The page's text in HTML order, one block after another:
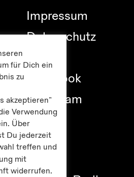
Impressum
Datenschutz
Facebook
Instagram
für Dich ein
zu
akzeptieren"
Verwendung
Über
Du jederzeit
treffen und
mit
widerrufen.